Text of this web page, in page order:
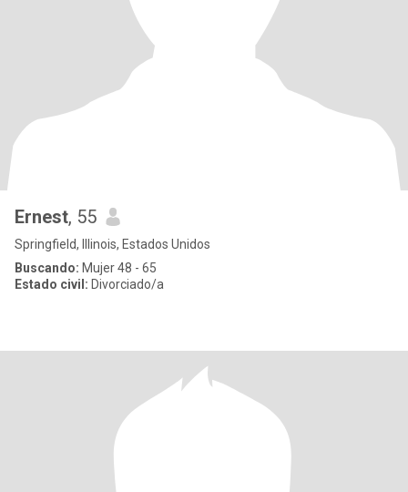
Ernest, 55
Springfield, Illinois, Estados Unidos
Buscando: Mujer 48 - 65
Estado civil: Divorciado/a